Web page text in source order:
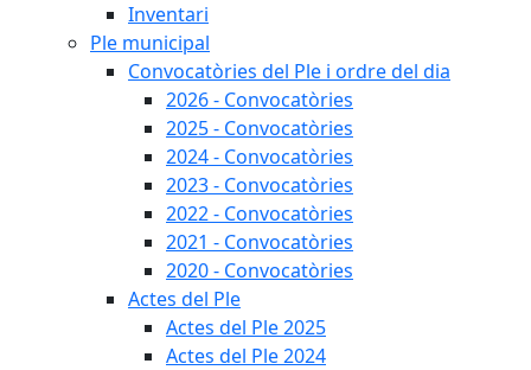
Inventari
Ple municipal
Convocatòries del Ple i ordre del dia
2026 - Convocatòries
2025 - Convocatòries
2024 - Convocatòries
2023 - Convocatòries
2022 - Convocatòries
2021 - Convocatòries
2020 - Convocatòries
Actes del Ple
Actes del Ple 2025
Actes del Ple 2024